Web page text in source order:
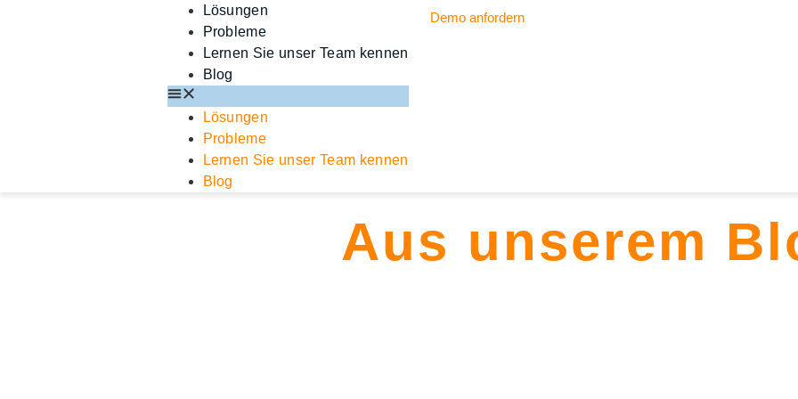
Lösungen
Probleme
Lernen Sie unser Team kennen
Blog
Lösungen
Probleme
Lernen Sie unser Team kennen
Blog
Demo anfordern
Aus unserem